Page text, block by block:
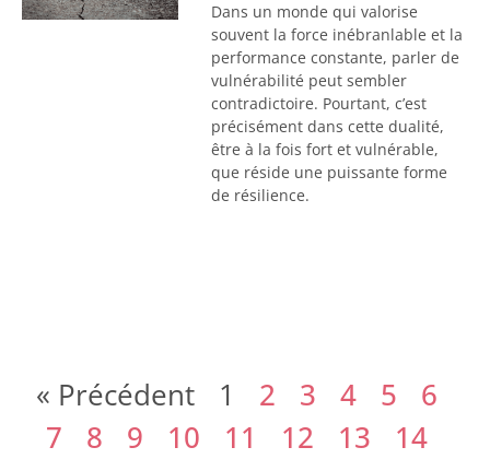
Dans un monde qui valorise
souvent la force inébranlable et la
performance constante, parler de
vulnérabilité peut sembler
contradictoire. Pourtant, c’est
précisément dans cette dualité,
être à la fois fort et vulnérable,
que réside une puissante forme
de résilience.
« Précédent 1 2 3 4 5
6
7
8 9 10 11 12 13
14